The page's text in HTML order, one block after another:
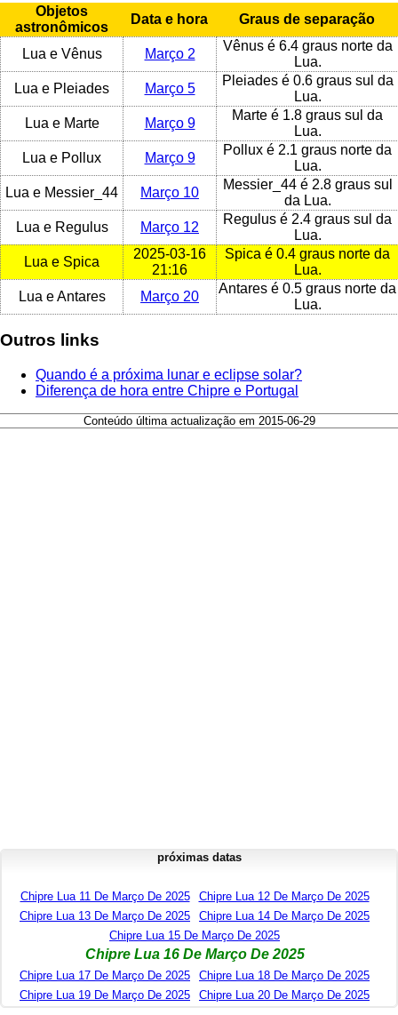
Objetos
astronômicos
Data e hora Graus de separação
Lua e Vênus Março 2
Vênus é 6.4 graus norte da
Lua.
Lua e Pleiades
Março 5
Pleiades é 0.6 graus sul da
Lua.
Lua e Marte
Março 9
Marte é 1.8 graus sul da
Lua.
Lua e Pollux
Março 9
Pollux é 2.1 graus norte da
Lua.
Lua e Messier_44
Março 10
Messier_44 é 2.8 graus sul
da Lua.
Lua e Regulus
Março 12
Regulus é 2.4 graus sul da
Lua.
Lua e Spica
2025-03-16
21:16
Spica é 0.4 graus norte da
Lua.
Lua e Antares
Março 20
Antares é 0.5 graus norte da
Lua.
Outros links
Quando é a próxima lunar e eclipse solar?
Diferença de hora entre Chipre e Portugal
Conteúdo última actualização em 2015-06-29
próximas datas
Chipre Lua 11 De Março De 2025
Chipre Lua 12 De Março De 2025
Chipre Lua 13 De Março De 2025
Chipre Lua 14 De Março De 2025
Chipre Lua 15 De Março De 2025
Chipre Lua 16 De Março De 2025
Chipre Lua 17 De Março De 2025
Chipre Lua 18 De Março De 2025
Chipre Lua 19 De Março De 2025
Chipre Lua 20 De Março De 2025